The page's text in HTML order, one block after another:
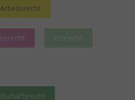
Arbeitsrecht